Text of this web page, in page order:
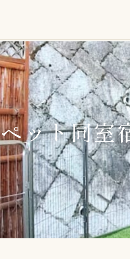
ペット同室